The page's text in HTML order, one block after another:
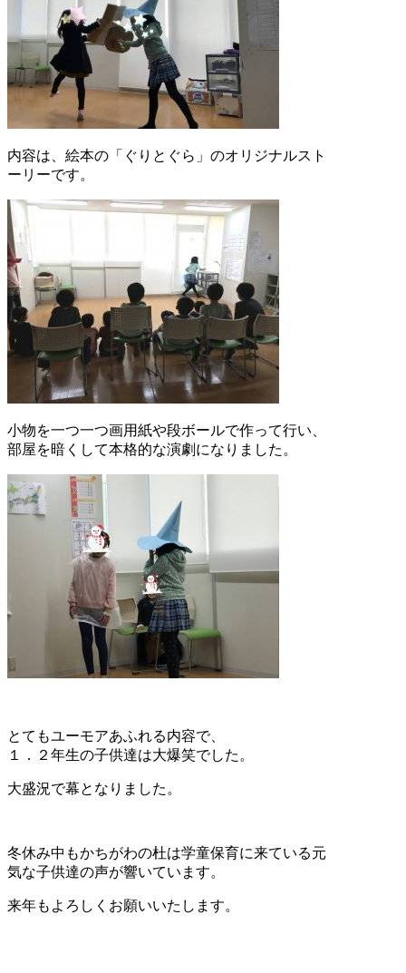
内容は、絵本の「ぐりとぐら」のオリジナルスト
ーリーです。
小物を一つ一つ画用紙や段ボールで作って行い、
部屋を暗くして本格的な演劇になりました。
とてもユーモアあふれる内容で、
１．２年生の子供達は大爆笑でした。
大盛況で幕となりました。
冬休み中もかちがわの杜は学童保育に来ている元
気な子供達の声が響いています。
来年もよろしくお願いいたします。